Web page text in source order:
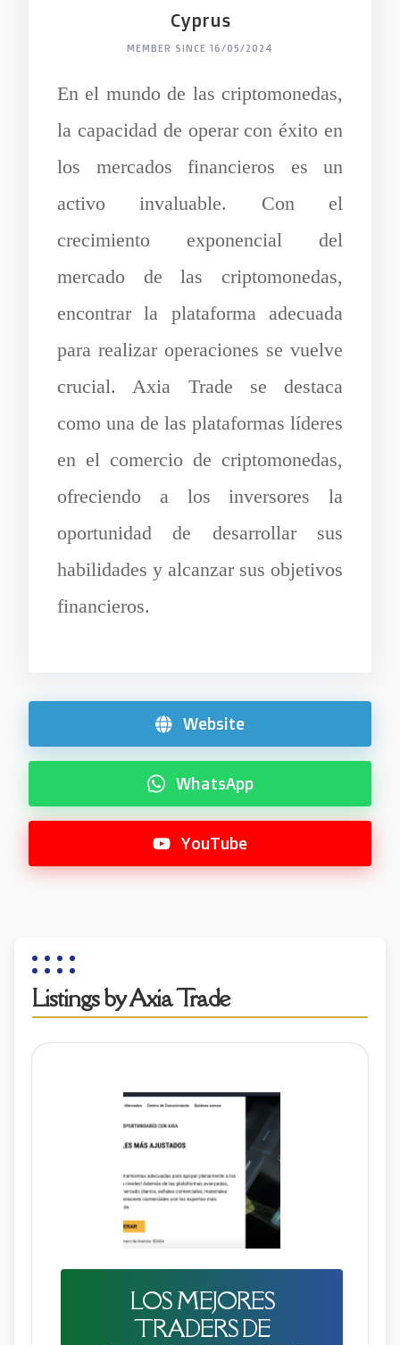
Cyprus
MEMBER SINCE 16/05/2024
En el mundo de las criptomonedas,
la capacidad de operar con éxito en
los mercados financieros es un
activo invaluable. Con el
crecimiento exponencial del
mercado de las criptomonedas,
encontrar la plataforma adecuada
para realizar operaciones se vuelve
crucial. Axia Trade se destaca
como una de las plataformas líderes
en el comercio de criptomonedas,
ofreciendo a los inversores la
oportunidad de desarrollar sus
habilidades y alcanzar sus objetivos
financieros.
Website
WhatsApp
YouTube
Listings by Axia Trade
LOS MEJORES
TRADERS DE